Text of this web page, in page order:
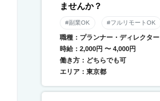
ませんか？
#副業OK #フルリモートOK
職種：プランナー・ディレクター
時給：2,000円 〜 4,000円
働き方：どちらでも可
エリア：東京都